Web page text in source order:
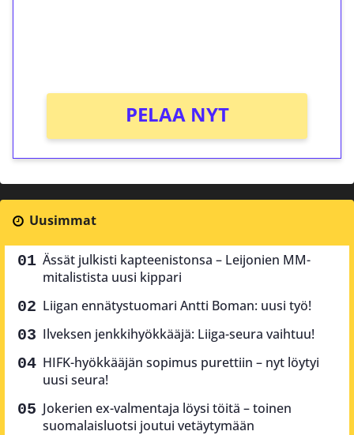
PELAA NYT
Uusimmat
Ässät julkisti kapteenistonsa – Leijonien MM-
mitalistista uusi kippari
Liigan ennätystuomari Antti Boman: uusi työ!
Ilveksen jenkkihyökkääjä: Liiga-seura vaihtuu!
HIFK-hyökkääjän sopimus purettiin – nyt löytyi
uusi seura!
Jokerien ex-valmentaja löysi töitä – toinen
suomalaisluotsi joutui vetäytymään